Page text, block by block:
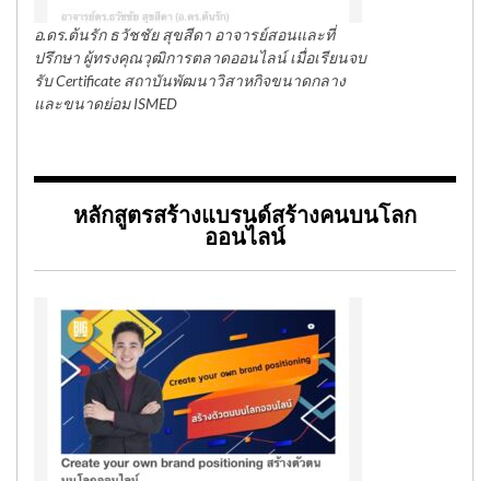
อ.ดร.ต้นรัก ธวัชชัย สุขสีดา อาจารย์สอนและที่
ปรึกษา ผู้ทรงคุณวุฒิการตลาดออนไลน์ เมื่อเรียนจบ
รับ Certificate สถาบันพัฒนาวิสาหกิจขนาดกลาง
และขนาดย่อม ISMED
หลักสูตรสร้างแบรนด์สร้างคนบนโลก
ออนไลน์